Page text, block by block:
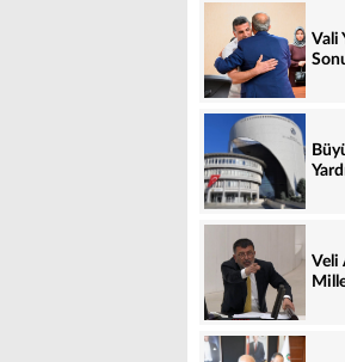
Vali
Veli